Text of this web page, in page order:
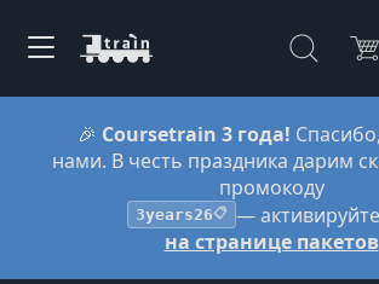
🎉 Coursetrain 3 года!
нами. В честь праздника дарим
промокоду
3years26📋 —
на странице пакетов